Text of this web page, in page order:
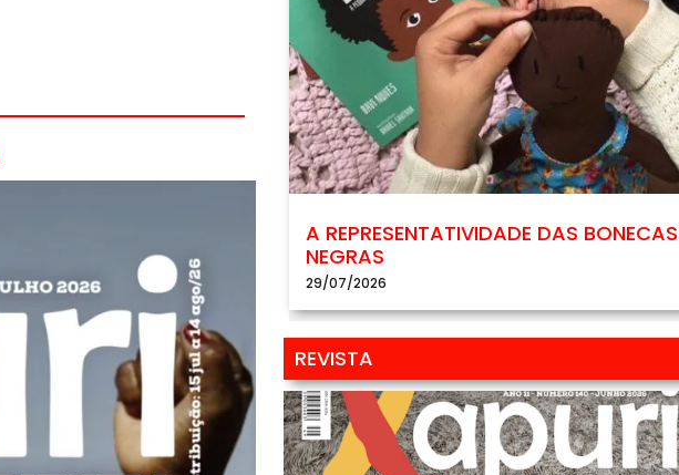
A REPRESENTATIVIDADE DAS BONECAS
NEGRAS
29/07/2026
REVISTA